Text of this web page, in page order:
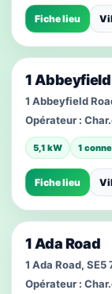
Fiche lieu
1 Abbeyfield
1 Abbeyfield
Opérateur :
5,1 kW 1
Fiche lieu
1 Ada Road
1 Ada Road, SE5
Opérateur :